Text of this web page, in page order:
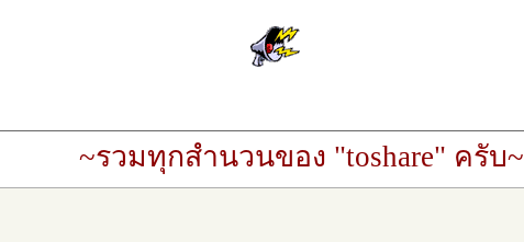
~รวมทุกสำนวนของ "toshare" ครับ~